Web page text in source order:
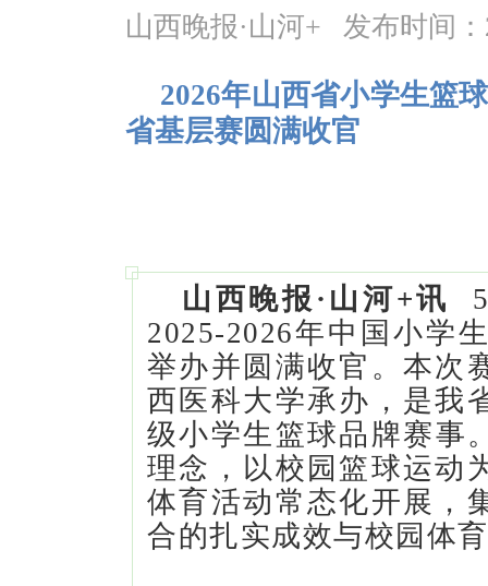
山西晚报·山河+ 发布时间：
2026年山西省小学生篮
省基层赛圆满收官
山西晚报·山河+讯
2025-2026年中国小学
举办并圆满收官。本次
西医科大学承办，是我
级小学生篮球品牌赛事
理念，以校园篮球运动
体育活动常态化开展，
合的扎实成效与校园体